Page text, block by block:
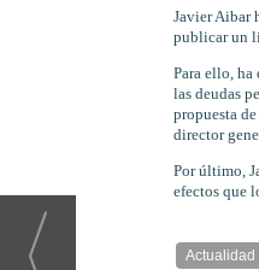
Javier Aibar
publicar un
Para ello,
las deudas
propuesta
director
Por último,
efectos que
Actualidad